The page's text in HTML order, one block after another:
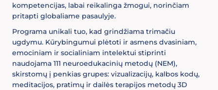
kompetencijas, labai reikalinga žmogui, norinčiam
pritapti globaliame pasaulyje.
Programa unikali tuo, kad grindžiama trimačiu
ugdymu. Kūrybingumui plėtoti ir asmens dvasiniam,
emociniam ir socialiniam intelektui stiprinti
naudojama 111 neuroedukacinių metodų (NEM),
skirstomų į penkias grupes: vizualizacijų, kalbos kodų,
meditacijos, pratimų ir dailės terapijos metodų 3D